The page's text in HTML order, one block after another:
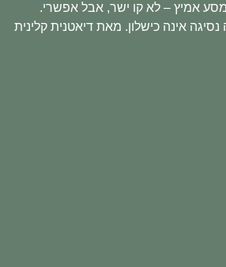
אמיץ – לא קו ישר, אבל אפשרי.
אינה כישלון. מאת דיאטנית קלינית